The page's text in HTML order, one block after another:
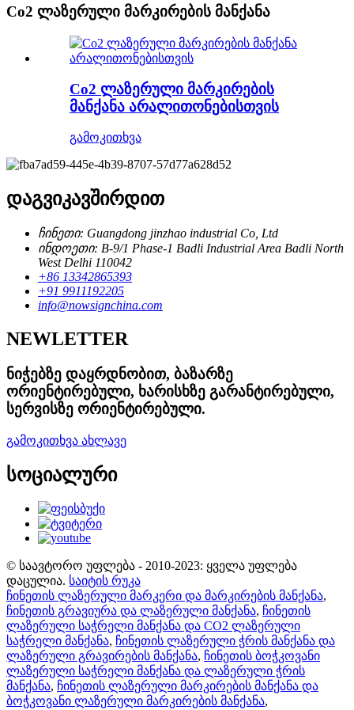
Co2 ლაზერული მარკირების მანქანა
Co2 ლაზერული მარკირების
მანქანა არალითონებისთვის
გამოკითხვა
დაგვიკავშირდით
ჩინეთი: Guangdong jinzhao industrial Co, Ltd
ინდოეთი: B-9/1 Phase-1 Badli Industrial Area Badli North
West Delhi 110042
+86 13342865393
+91 9911192205
info@nowsignchina.com
NEWLETTER
ნიჭებზე დაყრდნობით, ბაზარზე
ორიენტირებული, ხარისხზე გარანტირებული,
სერვისზე ორიენტირებული.
გამოკითხვა ახლავე
სოციალური
© საავტორო უფლება - 2010-2023: ყველა უფლება
დაცულია. საიტის რუკა
ჩინეთის ლაზერული მარკერი და მარკირების მანქანა,
ჩინეთის გრავიურა და ლაზერული მანქანა, ჩინეთის
ლაზერული საჭრელი მანქანა და CO2 ლაზერული
საჭრელი მანქანა, ჩინეთის ლაზერული ჭრის მანქანა და
ლაზერული გრავირების მანქანა, ჩინეთის ბოჭკოვანი
ლაზერული საჭრელი მანქანა და ლაზერული ჭრის
მანქანა, ჩინეთის ლაზერული მარკირების მანქანა და
ბოჭკოვანი ლაზერული მარკირების მანქანა,